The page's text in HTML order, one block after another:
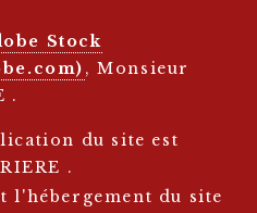
Stock
, Monsieur
.
du site est
.
l'hébergement du site